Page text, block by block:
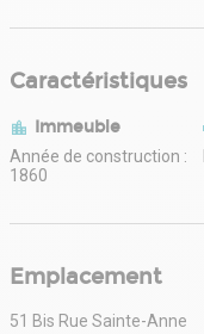
Caractéristiques
Immeuble
Année de construction :
1860
Emplacement
51 Bis Rue Sainte-Anne